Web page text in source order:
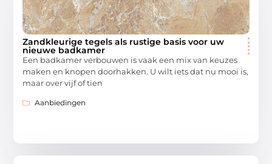
Zandkleurige tegels als rustige basis voor uw
nieuwe badkamer
Een badkamer verbouwen is vaak een mix van keuzes
maken en knopen doorhakken. U wilt iets dat nu mooi is,
maar over vijf of tien
Aanbiedingen